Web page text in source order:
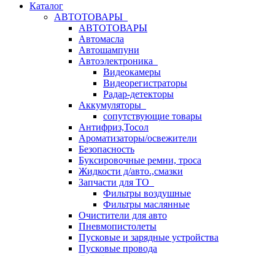
Каталог
АВТОТОВАРЫ
АВТОТОВАРЫ
Автомасла
Автошампуни
Автоэлектроника
Видеокамеры
Видеорегистраторы
Радар-детекторы
Аккумуляторы
сопутствующие товары
Антифриз,Тосол
Ароматизаторы/освежители
Безопасность
Буксировочные ремни, троса
Жидкости д/авто.,смазки
Запчасти для ТО
Фильтры воздушные
Фильтры маслянные
Очистители для авто
Пневмопистолеты
Пусковые и зарядные устройства
Пусковые провода